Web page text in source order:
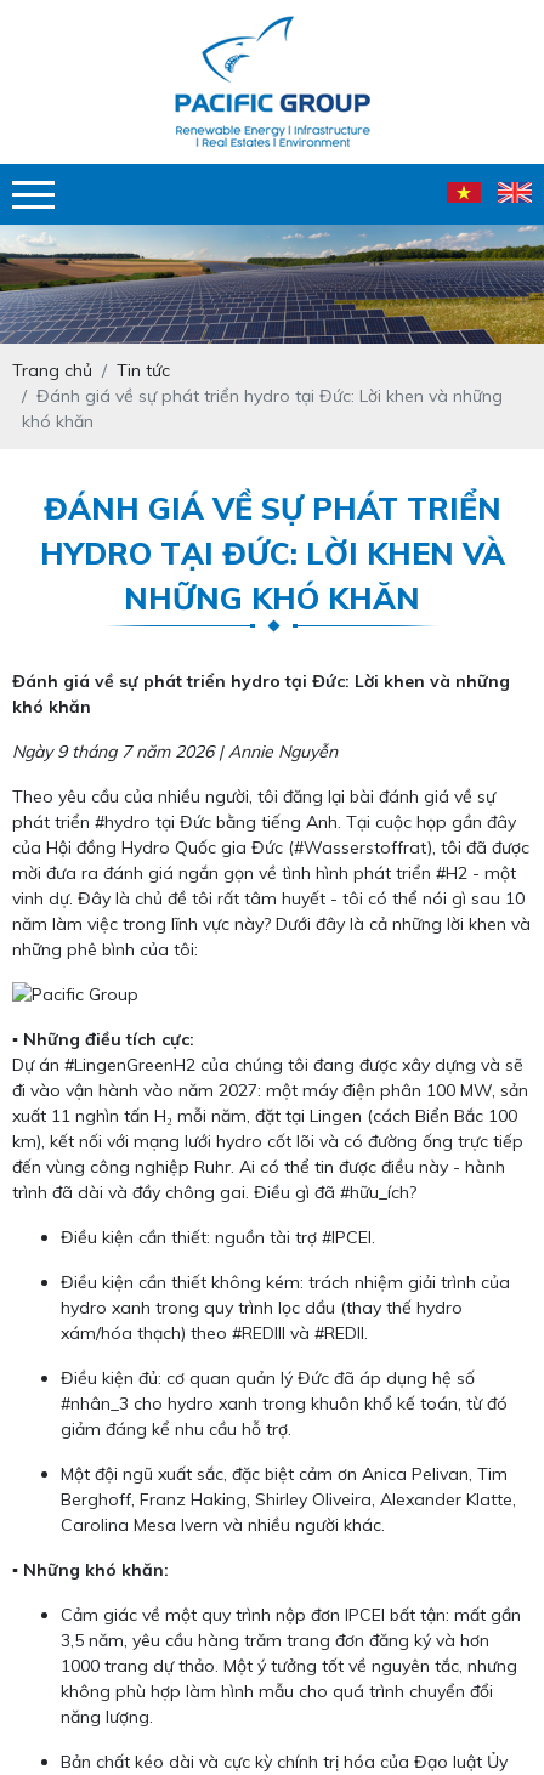
Trang chủ
Tin tức
Đánh giá về sự phát triển hydro tại Đức: Lời khen và những
khó khăn
ĐÁNH GIÁ VỀ SỰ PHÁT TRIỂN
HYDRO TẠI ĐỨC: LỜI KHEN VÀ
NHỮNG KHÓ KHĂN
Đánh giá về sự phát triển hydro tại Đức: Lời khen và những
khó khăn
Ngày 9 tháng 7 năm 2026 | Annie Nguyễn
Theo yêu cầu của nhiều người, tôi đăng lại bài đánh giá về sự
phát triển #hydro tại Đức bằng tiếng Anh. Tại cuộc họp gần đây
của Hội đồng Hydro Quốc gia Đức (#Wasserstoffrat), tôi đã được
mời đưa ra đánh giá ngắn gọn về tình hình phát triển #H2 - một
vinh dự. Đây là chủ đề tôi rất tâm huyết - tôi có thể nói gì sau 10
năm làm việc trong lĩnh vực này? Dưới đây là cả những lời khen và
những phê bình của tôi:
▪️ Những điều tích cực:
Dự án #LingenGreenH2 của chúng tôi đang được xây dựng và sẽ
đi vào vận hành vào năm 2027: một máy điện phân 100 MW, sản
xuất 11 nghìn tấn H₂ mỗi năm, đặt tại Lingen (cách Biển Bắc 100
km), kết nối với mạng lưới hydro cốt lõi và có đường ống trực tiếp
đến vùng công nghiệp Ruhr. Ai có thể tin được điều này - hành
trình đã dài và đầy chông gai. Điều gì đã #hữu_ích?
Điều kiện cần thiết: nguồn tài trợ #IPCEI.
Điều kiện cần thiết không kém: trách nhiệm giải trình của
hydro xanh trong quy trình lọc dầu (thay thế hydro
xám/hóa thạch) theo #REDIII và #REDII.
Điều kiện đủ: cơ quan quản lý Đức đã áp dụng hệ số
#nhân_3 cho hydro xanh trong khuôn khổ kế toán, từ đó
giảm đáng kể nhu cầu hỗ trợ.
Một đội ngũ xuất sắc, đặc biệt cảm ơn Anica Pelivan, Tim
Berghoff, Franz Haking, Shirley Oliveira, Alexander Klatte,
Carolina Mesa Ivern và nhiều người khác.
▪️ Những khó khăn:
Cảm giác về một quy trình nộp đơn IPCEI bất tận: mất gần
3,5 năm, yêu cầu hàng trăm trang đơn đăng ký và hơn
1000 trang dự thảo. Một ý tưởng tốt về nguyên tắc, nhưng
không phù hợp làm hình mẫu cho quá trình chuyển đổi
năng lượng.
Bản chất kéo dài và cực kỳ chính trị hóa của Đạo luật Ủy